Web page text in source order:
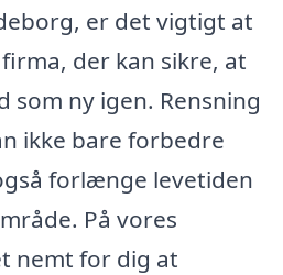
er det vigtigt at
der kan sikre, at
som ny igen. Rensning
ikke bare forbedre
forlænge levetiden
På vores
nemt for dig at